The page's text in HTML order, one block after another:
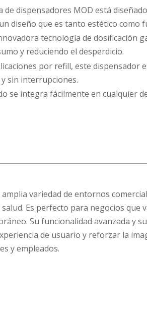
de dispensadores MOD está
diseño que es tanto estético como
tecnología de dosificación
y reduciendo el desperdicio.
por refill, este dispensador
sin interrupciones.
se integra fácilmente en cualquier
variedad de entornos
Es perfecto para negocios que
Su funcionalidad avanzada y
de usuario y reforzar la
y empleados.